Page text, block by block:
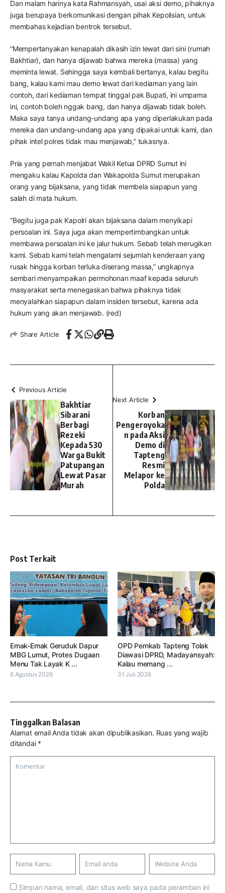
Dan malam harinya kata Rahmansyah, usai aksi demo, pihaknya
juga berupaya berkomunikasi dengan pihak Kepolisian, untuk
membahas kejadian bentrok tersebut.
“Mempertanyakan kenapalah dikasih izin lewat dari sini (rumah
Bakhtiar), dan hanya dijawab bahwa mereka (massa) yang
meminta lewat. Sehingga saya kembali bertanya, kalau begitu
bang, kalau kami mau demo lewat dari kediaman yang lain
contoh, dari kediaman tempat tinggal pak Bupati, ini umpama
ini, contoh boleh nggak bang, dan hanya dijawab tidak boleh.
Maka saya tanya undang-undang apa yang diperlakukan pada
mereka dan undang-undang apa yang dipakai untuk kami, dan
pihak intel polres tidak mau menjawab,” tukasnya.
Pria yang pernah menjabat Wakil Ketua DPRD Sumut ini
mengaku kalau Kapolda dan Wakapolda Sumut merupakan
orang yang bijaksana, yang tidak membela siapapun yang
salah di mata hukum.
“Begitu juga pak Kapolri akan bijaksana dalam menyikapi
persoalan ini. Saya juga akan mempertimbangkan untuk
membawa persoalan ini ke jalur hukum. Sebab telah merugikan
kami. Sebab kami telah mengalami sejumlah kenderaan yang
rusak hingga korban terluka diserang massa,” ungkapnya
sembari menyampaikan permohonan maaf kepada seluruh
masyarakat serta menegaskan bahwa pihaknya tidak
menyalahkan siapapun dalam insiden tersebut, karena ada
hukum yang akan menjawab. (red)
Share Article
Previous Article
Bakhtiar
Sibarani
Berbagi
Rezeki
Kepada 530
Warga Bukit
Patupangan
Lewat Pasar
Murah
Next Article
Korban
Pengeroyoka
n pada Aksi
Demo di
Tapteng
Resmi
Melapor ke
Polda
Post Terkait
Emak-Emak Geruduk Dapur
MBG Lumut, Protes Dugaan
Menu Tak Layak K ...
6 Agustus 2026
OPD Pemkab Tapteng Tolak
Diawasi DPRD, Madayansyah:
Kalau memang ...
31 Juli 2026
Tinggalkan Balasan
Alamat email Anda tidak akan dipublikasikan. Ruas yang wajib
ditandai *
Simpan nama, email, dan situs web saya pada peramban ini